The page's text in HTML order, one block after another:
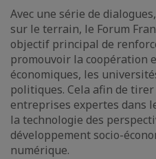
Avec une série de
sur le terrain, le Forum
objectif principal de
promouvoir la coopération
économiques, les
politiques. Cela afin de
entreprises expertes dans
la technologie des
développement socio-
numérique.